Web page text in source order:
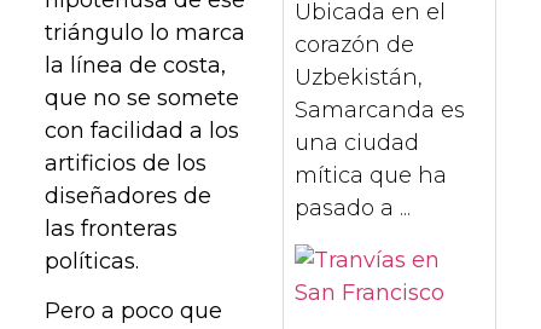
triángulo lo marca
la línea de costa,
que no se somete
con facilidad a los
artificios de los
diseñadores de
las fronteras
políticas.
Pero a poco que
Ubicada en el
corazón de
Uzbekistán,
Samarcanda es
una ciudad
mítica que ha
pasado a ...